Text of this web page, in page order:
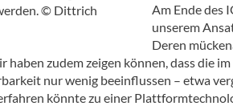
© Dittrich
Am Ende des
unserem
Deren
haben zudem zeigen können, dass die
nur wenig beeinflussen – etwa
könnte zu einer